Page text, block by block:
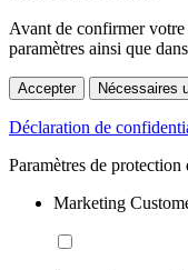
Avant de confirmer votre
paramètres ainsi que
Accepter Nécessaires
Déclaration de
Paramètres de protection
Marketing